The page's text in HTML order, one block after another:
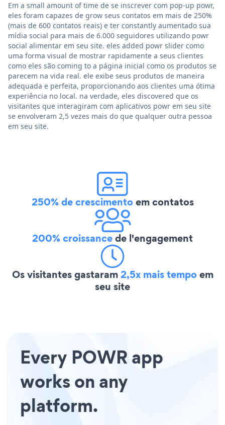
Em a small amount of time de se inscrever com pop-up powr,
eles foram capazes de grow seus contatos em mais de 250%
(mais de 600 contatos reais) e ter constantly aumentado sua
mídia social para mais de 6.000 seguidores utilizando powr
social alimentar em seu site. eles added powr slider como
uma forma visual de mostrar rapidamente a seus clientes
como eles são coming to a página inicial como os produtos se
parecem na vida real. ele exibe seus produtos de maneira
adequada e perfeita, proporcionando aos clientes uma ótima
experiência no local. na verdade, eles discovered que os
visitantes que interagiram com aplicativos powr em seu site
se envolveram 2,5 vezes mais do que qualquer outra pessoa
em seu site.
250% de crescimentoem contatos
200% croissancede l'engagement
Os visitantes gastaram2,5x mais tempoem
seu site
Every POWR app
works on any
platform.